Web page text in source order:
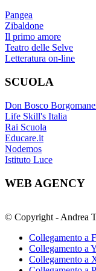
Pangea
Zibaldone
Il primo amore
Teatro delle Selve
Letteratura on-line
SCUOLA
Don Bosco
Life Skill's Italia
Rai Scuola
Educare.it
Nodemos
Istituto Luce
WEB AGENCY
© Copyright - Andrea
Collegamento a
Collegamento a
Collegamento a